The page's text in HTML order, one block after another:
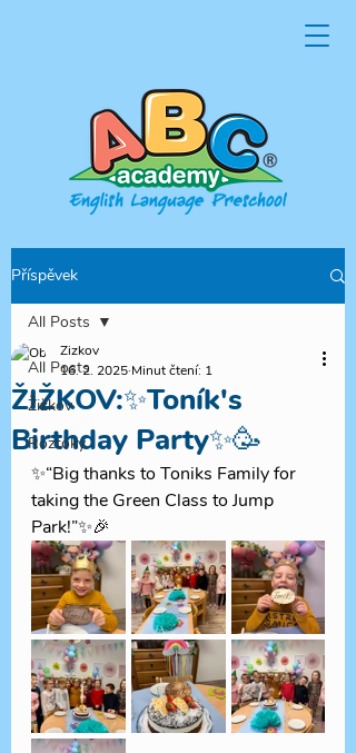
Příspěvek
All Posts
Žižkov
Roztoky
All Posts
ŽIŽKOV:✨Toník's
Birthday Party✨🥳
Zizkov
16. 2. 2025 Minut čtení: 1
✨“Big thanks to Toniks Family for
taking the Green Class to Jump
Park!”✨🎉